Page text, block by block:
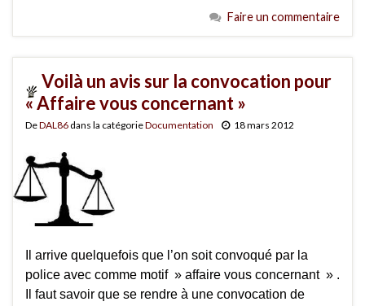
Faire un commentaire
Voilà un avis sur la convocation pour
« Affaire vous concernant »
DeDAL86 dans la catégorieDocumentation 18 mars 2012
Il arrive quelquefois que l’on soit convoqué par la
police avec comme motif » affaire vous concernant » .
Il faut savoir que se rendre à une convocation de